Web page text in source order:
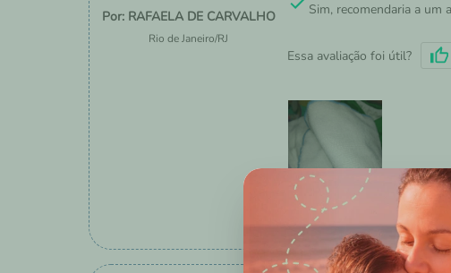
RAFAELA DE CARVALHO
Rio de Janeiro/RJ
Sim, recomendaria a um
Essa avaliação foi útil?